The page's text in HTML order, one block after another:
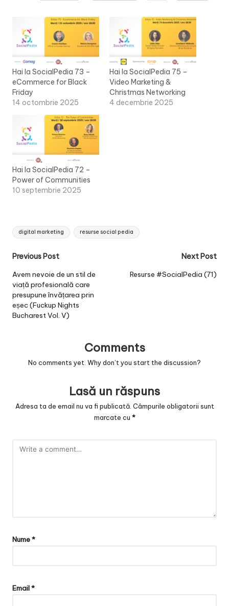
Hai la SocialPedia 73 –
eCommerce for Black
Friday
14 octombrie 2025
Hai la SocialPedia 75 –
Video Marketing &
Christmas Networking
4 decembrie 2025
Hai la SocialPedia 72 –
Power of Communities
10 septembrie 2025
Tags:
digital marketing resurse social pedia
Post
navigation
Previous Post
Avem nevoie de un stil de
viață profesională care
presupune învățarea prin
eșec (Fuckup Nights
Bucharest Vol. V)
Next Post
Resurse #SocialPedia (71)
Comments
No comments yet. Why don’t you start the discussion?
Lasă un răspuns
Adresa ta de email nu va fi publicată. Câmpurile obligatorii sunt
marcate cu *
Nume*
Email*